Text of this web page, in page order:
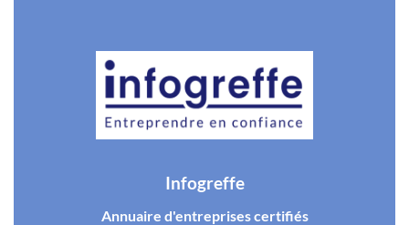
Infogreffe
Annuaire d'entreprises certifiés